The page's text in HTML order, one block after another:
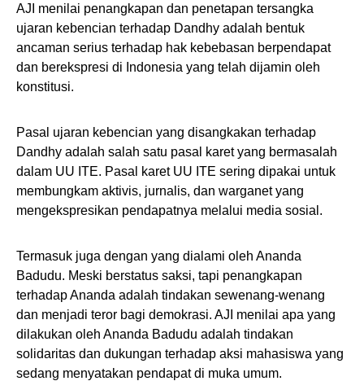
AJI menilai penangkapan dan penetapan tersangka
ujaran kebencian terhadap Dandhy adalah bentuk
ancaman serius terhadap hak kebebasan berpendapat
dan berekspresi di Indonesia yang telah dijamin oleh
konstitusi.
Pasal ujaran kebencian yang disangkakan terhadap
Dandhy adalah salah satu pasal karet yang bermasalah
dalam UU ITE. Pasal karet UU ITE sering dipakai untuk
membungkam aktivis, jurnalis, dan warganet yang
mengekspresikan pendapatnya melalui media sosial.
Termasuk juga dengan yang dialami oleh Ananda
Badudu. Meski berstatus saksi, tapi penangkapan
terhadap Ananda adalah tindakan sewenang-wenang
dan menjadi teror bagi demokrasi. AJI menilai apa yang
dilakukan oleh Ananda Badudu adalah tindakan
solidaritas dan dukungan terhadap aksi mahasiswa yang
sedang menyatakan pendapat di muka umum.